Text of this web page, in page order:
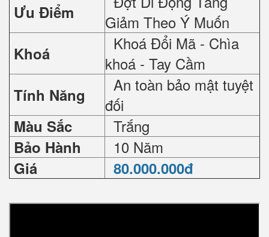
Ưu Điểm
Giảm Theo Ý Muốn
Khoá
Khoá Đổi Mã - Chìa
khoá - Tay Cầm
Tính Năng
An toàn bảo mật tuyệt
đối
Màu Sắc Trắng
Bảo Hành 10 Năm
Giá 80.000.000đ